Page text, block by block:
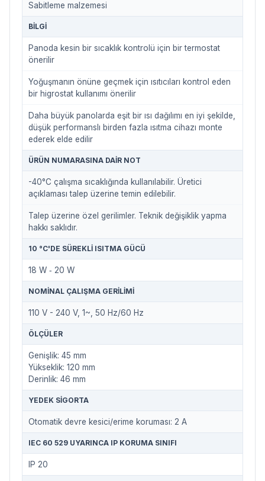
Sabitleme malzemesi
BILGI
Panoda kesin bir sıcaklık kontrolü için bir termostat
önerilir
Yoğuşmanın önüne geçmek için ısıtıcıları kontrol eden
bir higrostat kullanımı önerilir
Daha büyük panolarda eşit bir ısı dağılımı en iyi şekilde,
düşük performanslı birden fazla ısıtma cihazı monte
ederek elde edilir
ÜRÜN NUMARASINA DAIR NOT
-40°C çalışma sıcaklığında kullanılabilir. Üretici
açıklaması talep üzerine temin edilebilir.
Talep üzerine özel gerilimler. Teknik değişiklik yapma
hakkı saklıdır.
10 °C'DE SÜREKLI ISITMA GÜCÜ
18 W ‐ 20 W
NOMINAL ÇALIŞMA GERILIMI
110 V - 240 V, 1~, 50 Hz/60 Hz
ÖLÇÜLER
Genişlik: 45 mm
Yükseklik: 120 mm
Derinlik: 46 mm
YEDEK SIGORTA
Otomatik devre kesici/erime koruması: 2 A
IEC 60 529 UYARINCA IP KORUMA SINIFI
IP 20